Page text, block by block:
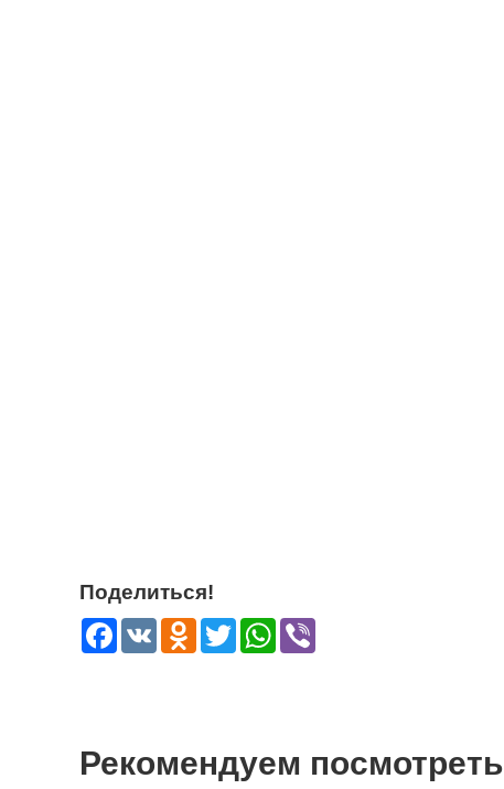
Поделиться!
Facebook
VK Odnoklassniki
TwitterWhatsApp
Рекомендуем посмотреть